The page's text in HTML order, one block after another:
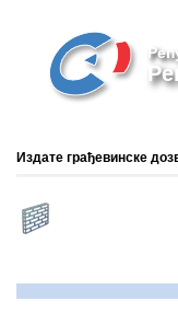
Издате грађевинске